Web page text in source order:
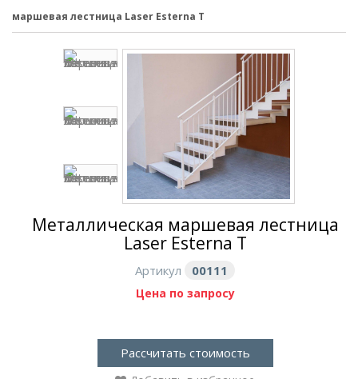
маршевая лестница Laser Esterna T
Металлическая маршевая лестница
Laser Esterna T
Артикул 00111
Цена по запросу
Рассчитать стоимость